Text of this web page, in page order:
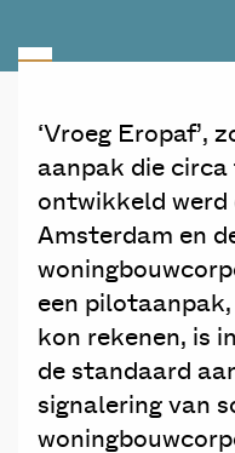
‘Vroeg Eropaf’,
aanpak die circa
ontwikkeld werd
Amsterdam en
een
kon rekenen, is
de standaard
signalering van